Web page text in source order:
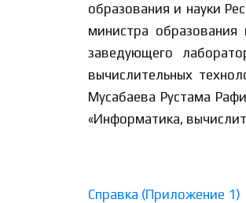
образования и науки
министра
заведующего
вычислительных
Мусабаева Рустама
«Информатика,
Справка (Приложение 1)